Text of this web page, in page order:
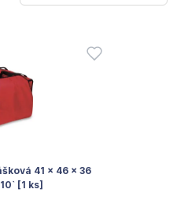
41 x 46 x 36
[1 ks]